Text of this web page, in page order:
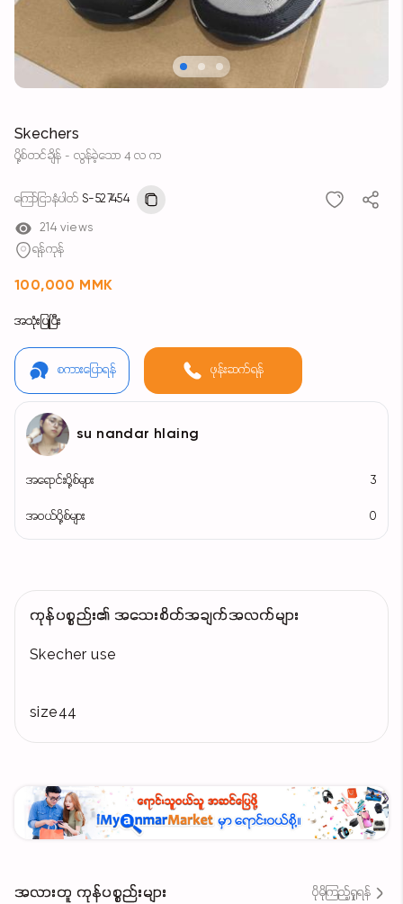
Skechers
ပို့စ်တင်ချိန် - လွန်ခဲ့သော 4 လ က
ကြော်ငြာနံပါတ် S-527454
214 views
ရန်ကုန်
100,000 MMK
အသုံးပြုပြီး
စကားပြောရန် ဖုန်းဆက်ရန်
su nandar hlaing
အရောင်းပို့စ်များ 3
အဝယ်ပို့စ်များ 0
ကုန်ပစ္စည်း၏ အသေးစိတ်အချက်အလက်များ
Skecher use
size44
အလားတူ ကုန်ပစ္စည်းများ ပိုမိုကြည့်ရှုရန်